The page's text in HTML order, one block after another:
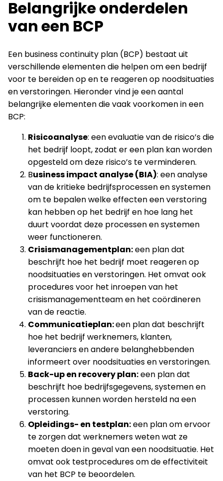
Belangrijke onderdelen
van een BCP
Een business continuity plan (BCP) bestaat uit
verschillende elementen die helpen om een bedrijf
voor te bereiden op en te reageren op noodsituaties
en verstoringen. Hieronder vind je een aantal
belangrijke elementen die vaak voorkomen in een
BCP:
Risicoanalyse: een evaluatie van de risico’s die
het bedrijf loopt, zodat er een plan kan worden
opgesteld om deze risico’s te verminderen.
Business impact analyse (BIA): een analyse
van de kritieke bedrijfsprocessen en systemen
om te bepalen welke effecten een verstoring
kan hebben op het bedrijf en hoe lang het
duurt voordat deze processen en systemen
weer functioneren.
Crisismanagementplan:een plan dat
beschrijft hoe het bedrijf moet reageren op
noodsituaties en verstoringen. Het omvat ook
procedures voor het inroepen van het
crisismanagementteam en het coördineren
van de reactie.
Communicatieplan:een plan dat beschrijft
hoe het bedrijf werknemers, klanten,
leveranciers en andere belanghebbenden
informeert over noodsituaties en verstoringen.
Back-up en recovery plan:een plan dat
beschrijft hoe bedrijfsgegevens, systemen en
processen kunnen worden hersteld na een
verstoring.
Opleidings- en testplan:een plan om ervoor
te zorgen dat werknemers weten wat ze
moeten doen in geval van een noodsituatie. Het
omvat ook testprocedures om de effectiviteit
van het BCP te beoordelen.